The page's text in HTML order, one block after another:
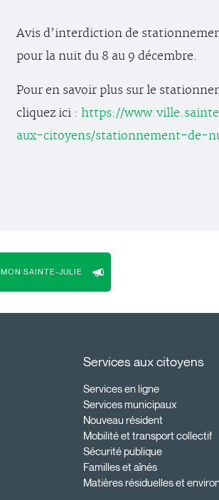
Avis d’interdiction de
pour la nuit du 8 au 9 décembre.
Pour en savoir plus sur le
cliquez ici : https://
aux-citoyens/stationnement-de-
MON SAINTE-JULIE
Services aux citoyens
Services en ligne
Services municipaux
Nouveau résident
Mobilité et transport collectif
Sécurité publique
Familles et aînés
Matières résiduelles et